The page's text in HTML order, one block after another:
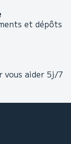
et dépôts
vous aider 5j/7